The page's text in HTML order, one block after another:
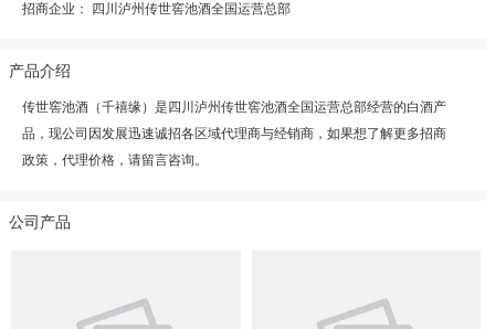
招商企业：
四川泸州传世窖池酒全国运营总部
产品介绍
传世窖池酒（千禧缘）是四川泸州传世窖池酒全国运营总部经营的白酒产
品，现公司因发展迅速诚招各区域代理商与经销商，如果想了解更多招商
政策，代理价格，请留言咨询。
公司产品